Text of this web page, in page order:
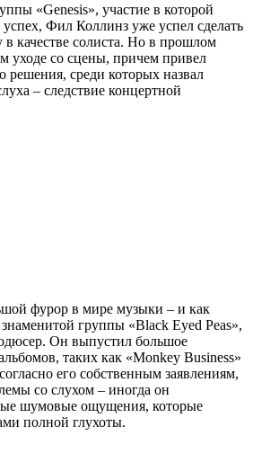
«Genesis», участие в которой
Фил Коллинз уже успел сделать
качестве солиста. Но в прошлом
уходе со сцены, причем привел
решения, среди которых назвал
– следствие концертной
фурор в мире музыки – и как
группы «Black Eyed Peas»,
Он выпустил большое
таких как «Monkey Business»
его собственным заявлениям,
со слухом – иногда он
шумовые ощущения, которые
полной глухоты.